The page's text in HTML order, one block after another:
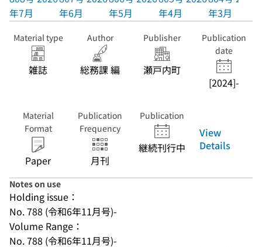
年7月
年6月
年5月
年4月
年3月
Material type
雑誌
Author
総務課 編
Publisher
瀬戸内町
Publication
date
[2024]-
Material
Format
Paper
Publication
Frequency
月刊
Publication
継続刊行中
View
Details
Notes on use
Holding issue：
No. 788 (令和6年11月号)-
Volume Range：
No. 788 (令和6年11月号)-